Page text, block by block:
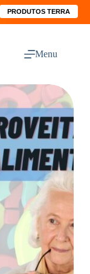
PRODUTOS TERRA
Menu